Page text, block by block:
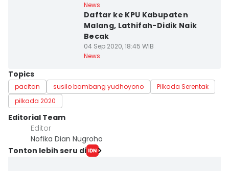
News
Daftar ke KPU Kabupaten
Malang, Lathifah-Didik Naik
Becak
04 Sep 2020, 18:45 WIB
News
Topics
pacitan susilo bambang yudhoyono
Pilkada Serentak
pilkada 2020
Editorial Team
Editor
Nofika Dian Nugroho
Tonton lebih seru di